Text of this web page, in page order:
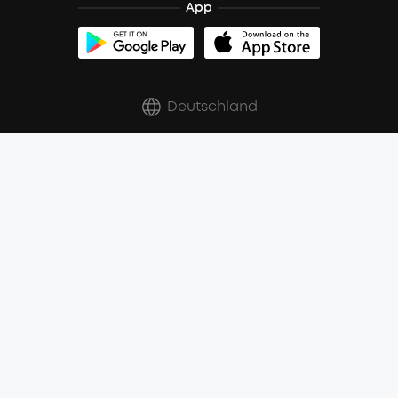
Zertifizierte Refurbished-Produkte
App
Deutschland